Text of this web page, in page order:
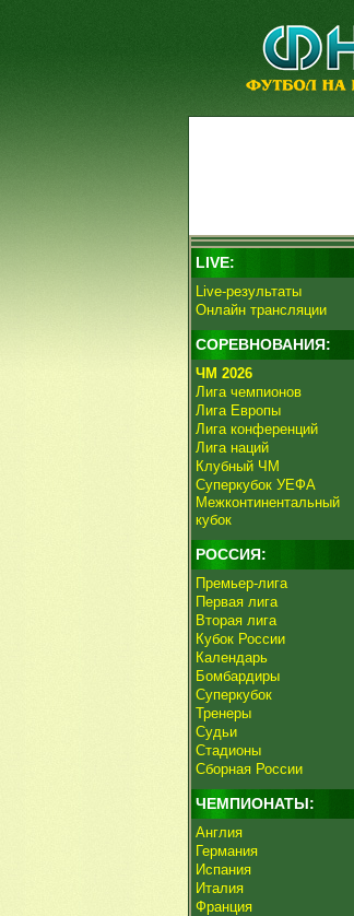
LIVE:
Live-результаты
Онлайн трансляции
СОРЕВНОВАНИЯ:
ЧМ 2026
Лига чемпионов
Лига Европы
Лига конференций
Лига наций
Клубный ЧМ
Суперкубок УЕФА
Межконтинентальный
кубок
РОССИЯ:
Премьер-лига
Первая лига
Вторая лига
Кубок России
Календарь
Бомбардиры
Суперкубок
Тренеры
Судьи
Стадионы
Сборная России
ЧЕМПИОНАТЫ:
Англия
Германия
Испания
Италия
Франция